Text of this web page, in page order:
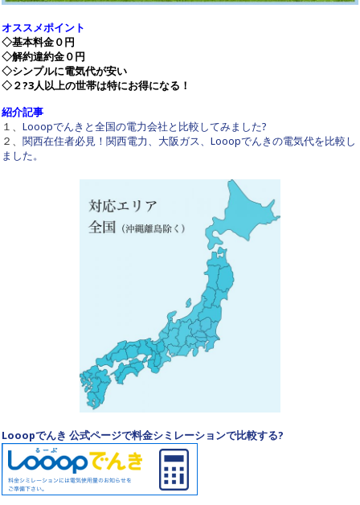
オススメポイント
◇基本料金０円
◇解約違約金０円
◇シンプルに電気代が安い
◇２?3人以上の世帯は特にお得になる！
紹介記事
１、Looopでんきと全国の電力会社と比較してみました?
２、 関西在住者必見！関西電力、大阪ガス、Looopでんきの電気代を比較し
ました。
Looopでんき 公式ページで料金シミレーションで比較する?